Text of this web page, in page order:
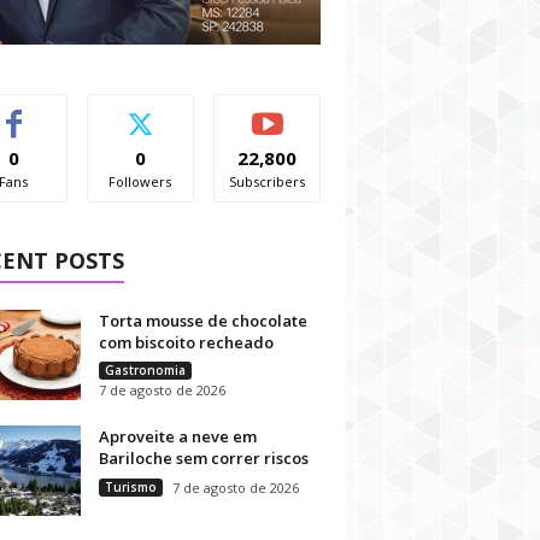
0
Fans
0
Followers
22,800
Subscribers
POSTS
Torta mousse de chocolate
com biscoito recheado
Gastronomia
7 de agosto de 2026
Aproveite a neve em
Bariloche sem correr riscos
Turismo 7 de agosto de 2026